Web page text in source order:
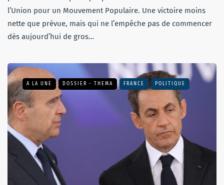
l’Union pour un Mouvement Populaire. Une victoire moins
nette que prévue, mais qui ne l’empêche pas de commencer
dès aujourd’hui de gros…
A LA UNE DOSSIER - THEMA FRANCE POLITIQUE